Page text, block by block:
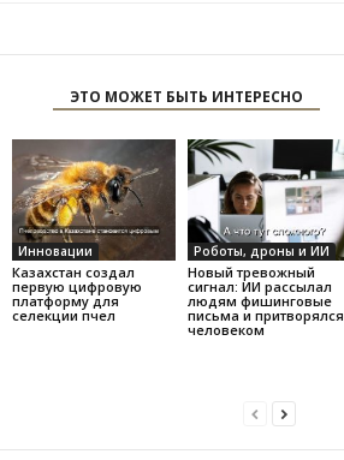
ЭТО МОЖЕТ БЫТЬ ИНТЕРЕСНО
Инновации
Казахстан создал
первую цифровую
платформу для
селекции пчел
Роботы, дроны и ИИ
Новый тревожный
сигнал: ИИ рассылал
людям фишинговые
письма и притворялся
человеком